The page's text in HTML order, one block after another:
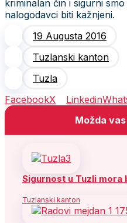
kriminalan čin i sigurni
nalogodavci biti kažnjeni.
19 Augusta 2016
Tuzlanski kanton
Tuzla
FacebookX Linkedin
Možda
Sigurnost u Tuzli
Tuzlanski kanton